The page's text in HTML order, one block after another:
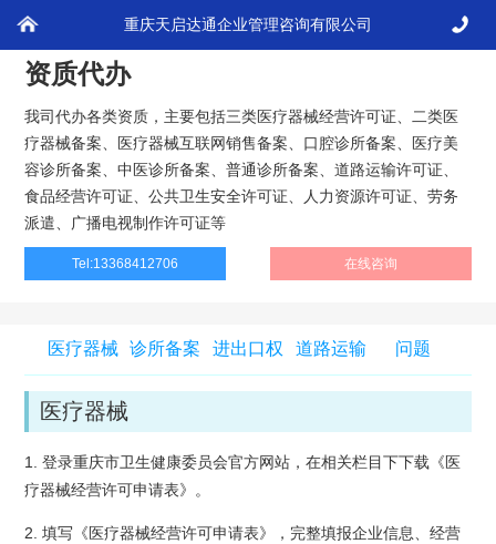
重庆天启达通企业管理咨询有限公司
现在的位置> 天启达通>资质代办
资质代办
我司代办各类资质，主要包括三类医疗器械经营许可证、二类医
疗器械备案、医疗器械互联网销售备案、口腔诊所备案、医疗美
容诊所备案、中医诊所备案、普通诊所备案、道路运输许可证、
食品经营许可证、公共卫生安全许可证、人力资源许可证、劳务
派遣、广播电视制作许可证等
Tel:13368412706 在线咨询
医疗器械 诊所备案 进出口权 道路运输 问题
医疗器械
1. 登录重庆市卫生健康委员会官方网站，在相关栏目下下载《医
疗器械经营许可申请表》。
2. 填写《医疗器械经营许可申请表》，完整填报企业信息、经营